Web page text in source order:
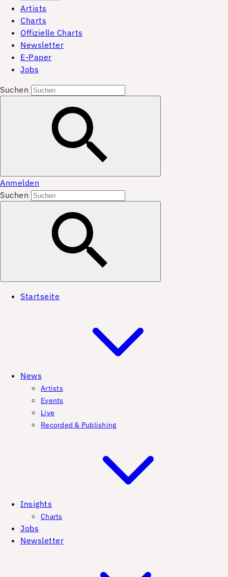
Artists
Charts
Offizielle Charts
Newsletter
E-Paper
Jobs
Suchen
Anmelden
Suchen
Startseite
News
Artists
Events
Live
Recorded & Publishing
Insights
Charts
Jobs
Newsletter